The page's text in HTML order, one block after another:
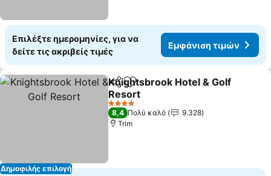
Επιλέξτε ημερομηνίες, για να
δείτε τις ακριβείς τιμές
Εμφάνιση τιμών
Δημοφιλής επιλογή
Κοινοποίηση
Προσθήκη στα αγαπημένα
Knightsbrook Hotel & Golf
Resort
Εμφάνιση τιμών
4 Αστέρια
8,4 Πολύ καλό
9.328
Trim